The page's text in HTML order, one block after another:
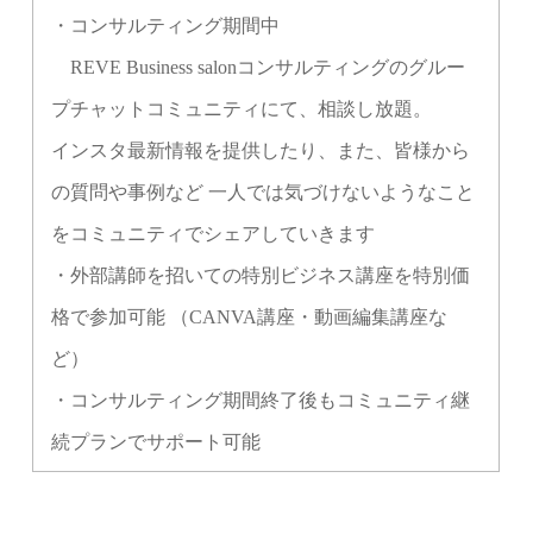
・コンサルティング期間中
REVE Business salonコンサルティングのグルー
プチャットコミュニティにて、相談し放題。
インスタ最新情報を提供したり、また、皆様から
の質問や事例など 一人では気づけないようなこと
をコミュニティでシェアしていきます
・外部講師を招いての特別ビジネス講座を特別価
格で参加可能 （CANVA講座・動画編集講座な
ど）
・コンサルティング期間終了後もコミュニティ継
続プランでサポート可能